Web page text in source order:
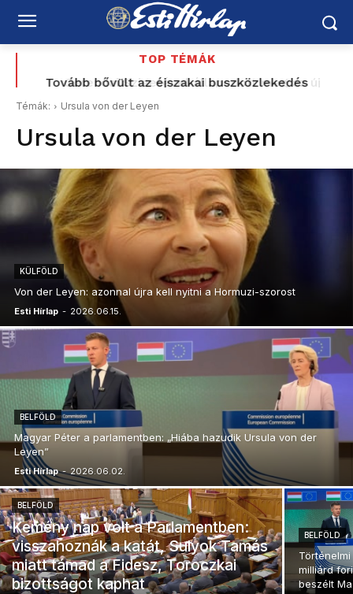
TOP TÉMÁK
Gerendai Szigetével állapodott meg az új
közmédia – a fesztiválalapító Magyar Péter
indulását is segítette
Témák: Ursula von der Leyen
Ursula von der Leyen
KÜLFÖLD
Von der Leyen: azonnal újra kell nyitni a Hormuzi-szorost
Esti Hírlap - 2026.06.15.
BELFÖLD
Magyar Péter a parlamentben: „Hiába hazudik Ursula von der
Leyen”
Esti Hírlap - 2026.06.02.
BELFÖLD
Kemény nap volt a Parlamentben:
visszahoznák a katát, Sulyok Tamás
miatt támad a Fidesz, Toroczkai
bizottságot kaphat
BELFÖLD
milliárd
beszélt